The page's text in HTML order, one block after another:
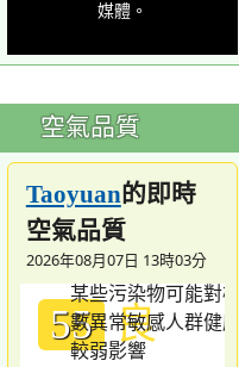
媒體。
空氣品質
Taoyuan的即時
空氣品質
2026年08月07日 13時03分
55 良